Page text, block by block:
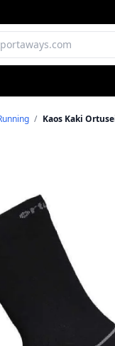
/ Kaos Kaki